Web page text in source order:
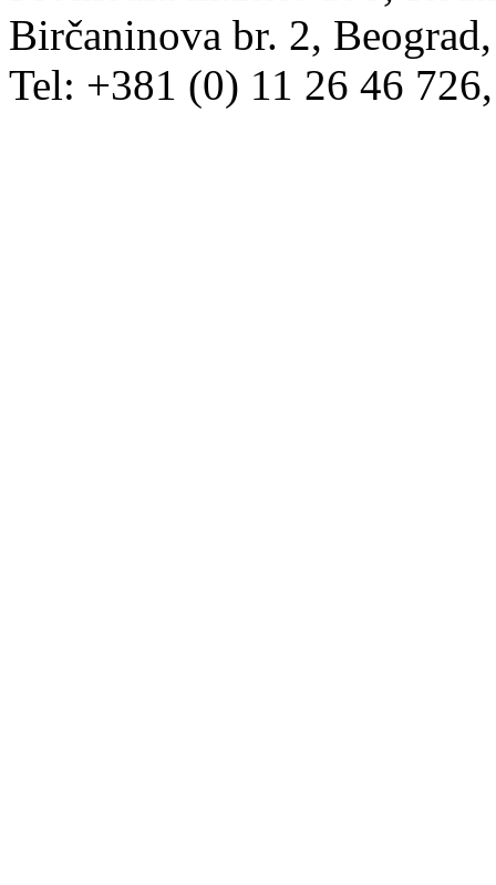
Birčaninova br. 2,
Tel: +381 (0) 11 26 46